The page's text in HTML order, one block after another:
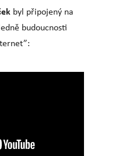
byl připojený na
budoucnosti